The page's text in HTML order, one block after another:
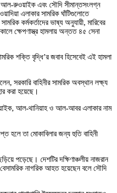
আল-রুওয়াইক এবং সৌদি সীমান্তসংলগ্ন
এলাকার সামরিক ঘাঁটিগুলোতে
কর্মকর্তাদের ভাষ্য অনুযায়ী, মারিবের
ক্ষেপণাস্ত্র হামলায় অন্তত ৪৫ সেনা
শক্তি বৃদ্ধি’র জবাব হিসেবেই এই হামলা
সরকারি বাহিনীর সামরিক অবস্থান লক্ষ্য
করা হয়েছে।
আল-থানিয়াহ ও আল-আবর এলাকার নাম
তা মোকাবিলার জন্য হুতি বাহিনী
পড়েছে। দেশটির দক্ষিণাঞ্চলীয় নাজরান
নাগরিক আহত হয়েছেন বলে সৌদি